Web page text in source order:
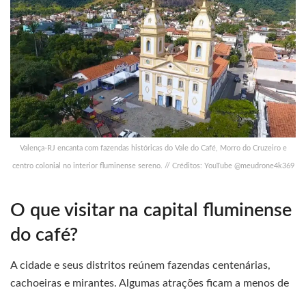
Valença-RJ encanta com fazendas históricas do Vale do Café, Morro do Cruzeiro e
centro colonial no interior fluminense sereno. // Créditos: YouTube @meudrone4k369
O que visitar na capital fluminense
do café?
A cidade e seus distritos reúnem fazendas centenárias,
cachoeiras e mirantes. Algumas atrações ficam a menos de